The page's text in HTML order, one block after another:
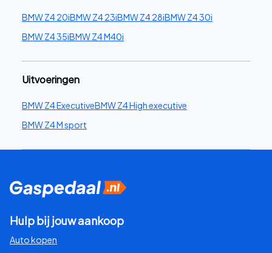
BMW Z4 20iBMW Z4 23iBMW Z4 28iBMW Z4 30i
BMW Z4 35iBMW Z4 M40i
Uitvoeringen
BMW Z4 ExecutiveBMW Z4 High executive
BMW Z4 M sport
Hulp bij jouw aankoop
Auto kopen